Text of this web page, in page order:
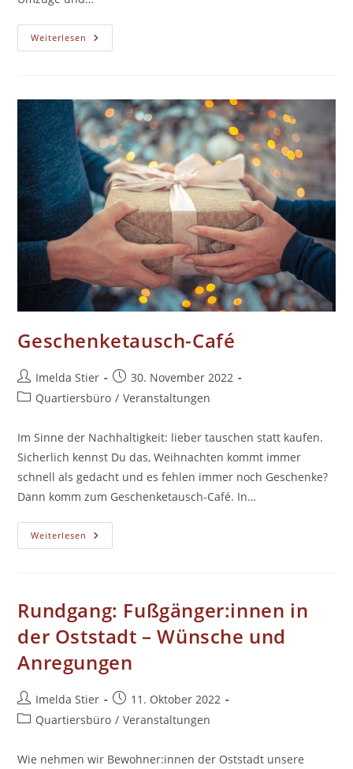
Weiterlesen Unterwegs
Sein
Geschenketausch-Café
Beitrags-
Autor:
Imelda Stier
Beitrag
veröffentlicht:
30. November 2022
Beitrags-
Quartiersbüro / Veranstaltungen
Im Sinne der Nachhaltigkeit: lieber tauschen statt kaufen.
Sicherlich kennst Du das, Weihnachten kommt immer
schnell als gedacht und es fehlen immer noch Geschenke?
Dann komm zum Geschenketausch-Café. In…
Weiterlesen Geschenketausch-
Café
Rundgang: Fußgänger:innen in
der Oststadt – Wünsche und
Anregungen
Beitrags-
Autor:
Imelda Stier
Beitrag
veröffentlicht:
11. Oktober 2022
Beitrags-
Quartiersbüro / Veranstaltungen
Wie nehmen wir Bewohner:innen der Oststadt unsere